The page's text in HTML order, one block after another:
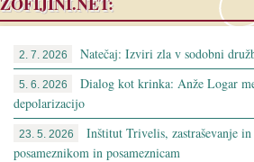
2. 7. 2026 Natečaj: Izviri zla v sodobni
5. 6. 2026
Dialog kot krinka: Anže Logar
depolarizacijo
23. 5. 2026
Inštitut Trivelis, zastraševanje
posameznikom in posameznicam